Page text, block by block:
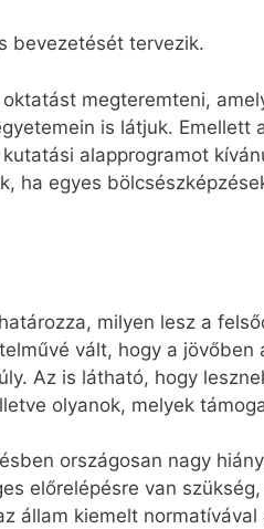
bevezetését tervezik.
megteremteni,
is látjuk.
alapprogramot
ha egyes
milyen lesz a
vált, hogy a
Az is látható, hogy
olyanok, melyek
országosan nagy
előrelépésre van
állam kiemelt